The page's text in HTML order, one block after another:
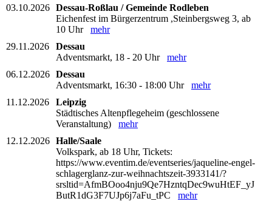
03.10.2026 Dessau-Roßlau / Gemeinde Rodleben
Eichenfest im Bürgerzentrum ,Steinbergsweg 3, ab
10 Uhr mehr
29.11.2026
Dessau
Adventsmarkt, 18 - 20 Uhr mehr
06.12.2026 Dessau
Adventsmarkt, 16:30 - 18:00 Uhr mehr
11.12.2026
Leipzig
Städtisches Altenpflegeheim (geschlossene
Veranstaltung) mehr
12.12.2026 Halle/Saale
Volkspark, ab 18 Uhr, Tickets:
https://www.eventim.de/eventseries/jaqueline-engel-
schlagerglanz-zur-weihnachtszeit-3933141/?
srsltid=AfmBOoo4nju9Qe7HzntqDec9wuHtEF_yJ
ButR1dG3F7UJp6j7aFu_tPC mehr